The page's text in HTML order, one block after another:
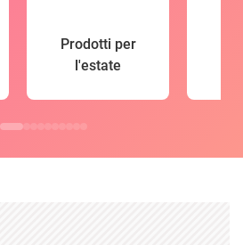
Prodotti per
l'estate